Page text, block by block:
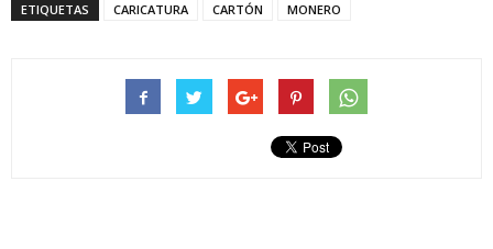
ETIQUETAS CARICATURA CARTÓN MONERO